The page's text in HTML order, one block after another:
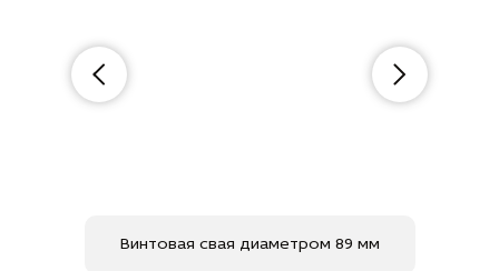
Винтовая свая диаметром 89 мм